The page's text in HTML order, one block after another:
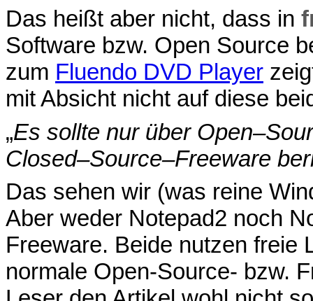
Das heißt aber nicht, dass in
Software bzw. Open Source
zum Fluendo DVD Player
mit Absicht nicht auf diese
„Es sollte nur über
Closed–Source–Freeware
Das sehen wir (was reine
Aber weder Notepad2 noch
Freeware. Beide nutzen freie
normale Open-Source- bzw.